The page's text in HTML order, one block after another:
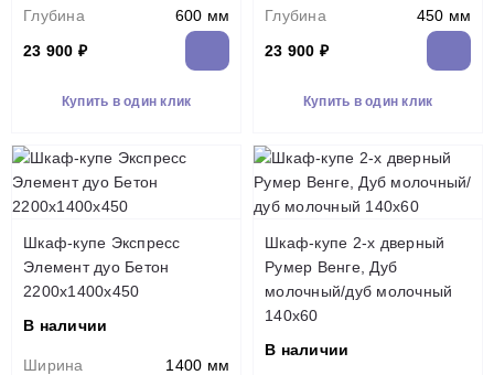
Глубина
600 мм
23 900 ₽
Купить в один клик
Глубина
450 мм
23 900 ₽
Купить в один клик
Шкаф-купе Экспресс
Элемент дуо Бетон
2200х1400х450
В наличии
Ширина
1400 мм
Шкаф-купе 2-х дверный
Румер Венге, Дуб
молочный/дуб молочный
140х60
В наличии